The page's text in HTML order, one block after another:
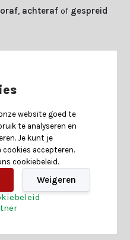
achteraf of gespreid
recent bekeken
website goed te
te analyseren en
Je kunt je
accepteren.
cookiebeleid.
Weigeren